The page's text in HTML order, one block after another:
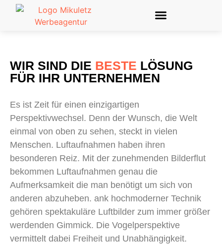
WIR SIND DIE BESTE LÖSUNG
FÜR IHR UNTERNEHMEN
Es ist Zeit für einen einzigartigen
Perspektivwechsel. Denn der Wunsch, die Welt
einmal von oben zu sehen, steckt in vielen
Menschen. Luftaufnahmen haben ihren
besonderen Reiz. Mit der zunehmenden Bilderflut
bekommen Luftaufnahmen genau die
Aufmerksamkeit die man benötigt um sich von
anderen abzuheben. ank hochmoderner Technik
gehören spektakuläre Luftbilder zum immer größer
werdenden Gimmick. Die Vogelperspektive
vermittelt dabei Freiheit und Unabhängigkeit.